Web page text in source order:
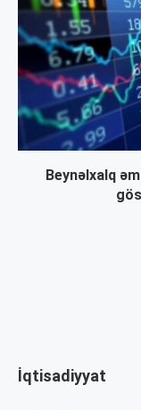
Beynəlxalq
İqtisadiyyat